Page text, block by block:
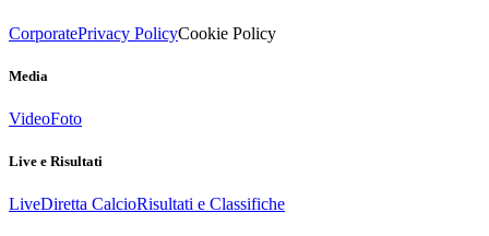
CorporatePrivacy PolicyCookie Policy
Media
VideoFoto
Live e Risultati
LiveDiretta CalcioRisultati e Classifiche